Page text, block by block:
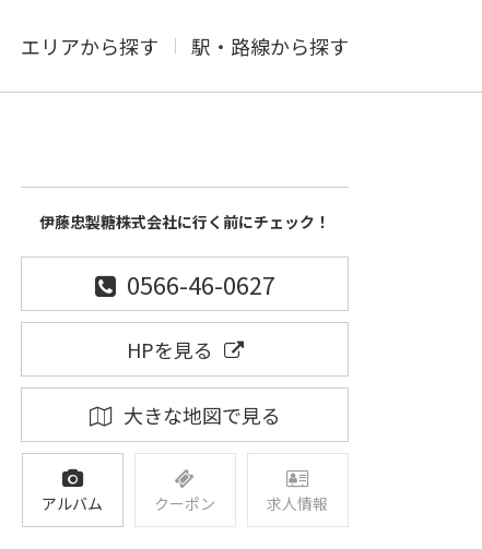
エリアから探す 駅・路線から探す
伊藤忠製糖株式会社に行く前にチェック！
0566-46-0627
HPを見る
大きな地図で見る
アルバム クーポン 求人情報